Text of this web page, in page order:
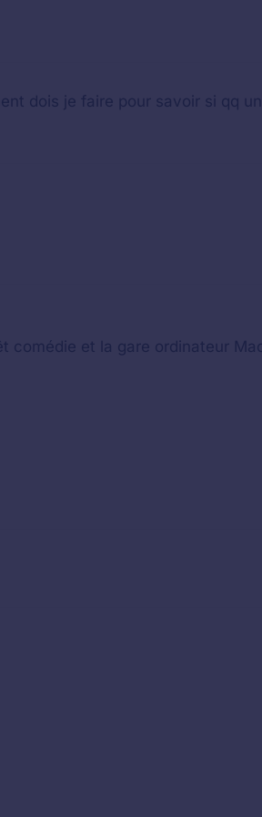
dois je faire pour savoir si qq un
comédie et la gare ordinateur